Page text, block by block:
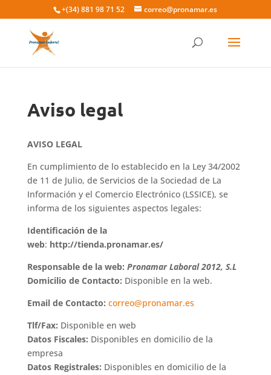
+(34) 881 98 71 52 correo@pronamar.es
Aviso legal
AVISO LEGAL
En cumplimiento de lo establecido en la Ley 34/2002
de 11 de Julio, de Servicios de la Sociedad de La
Información y el Comercio Electrónico (LSSICE), se
informa de los siguientes aspectos legales:
Identificación de la
web: http://tienda.pronamar.es/
Responsable de la web: Pronamar Laboral 2012, S.L
Domicilio de Contacto: Disponible en la web.
Email de Contacto: correo@pronamar.es
Tlf/Fax: Disponible en web
Datos Fiscales: Disponibles en domicilio de la
empresa
Datos Registrales: Disponibles en domicilio de la